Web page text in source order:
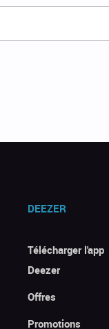
DEEZER
Télécharger l'app
Deezer
Offres
Promotions